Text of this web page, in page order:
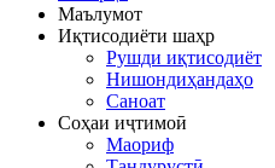
Маълумот
Иқтисодиёти шаҳр
Рушди иқтисодиёт
Нишондиҳандаҳо
Саноат
Соҳаи иҷтимоӣ
Маориф